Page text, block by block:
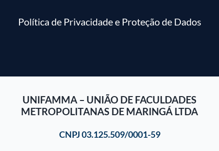
Política de Privacidade e Proteção de Dados
UNIFAMMA – UNIÃO DE FACULDADES
METROPOLITANAS DE MARINGÁ LTDA
CNPJ 03.125.509/0001-59